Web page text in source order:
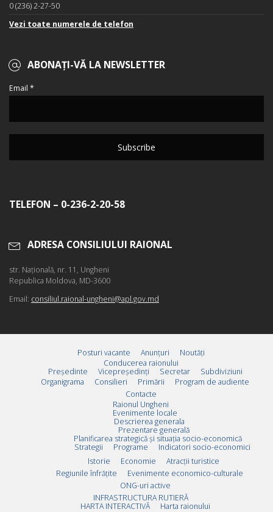
0 (236) 2-27-50
Vezi toate numerele de telefon
ABONAȚI-VĂ LA NEWSLETTER
Email *
TELEFON – 0-236-2-20-58
ADRESA CONSILIULUI RAIONAL
str. Naţională, nr. 11, Ungheni
Republica Moldova, MD-3600
Email: consiliul.raional-ungheni@apl.gov.md
Posturi vacante Anunțuri
Noutăți
Conducerea raionului
Preşedinte
Vicepreşedinţi Secretar
Subdiviziuni
Organigrama
Consilieri Primării
Program de audiente
Contacte
Raionul Ungheni
Evenimente locale
Descrierea generala
Prezentare generală
Planificarea strategică și situația socio-economică
Strategii
Programe
Indicatori socio-economici
Istorie
Economie
Atracții turistice
Regiunile înfrățite
Evenimente economico-culturale
ONG-uri active
INFRASTRUCTURA RUTIERĂ
HARTA INTERACTIVĂ
Harta raionului